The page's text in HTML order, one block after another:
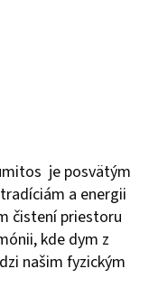
je posvätým
a energii
čistení priestoru
kde dym z
našim fyzickým